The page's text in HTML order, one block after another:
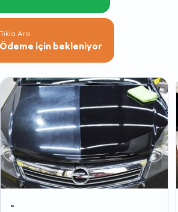
Tıkla Ara
Ödeme için bekleniyor